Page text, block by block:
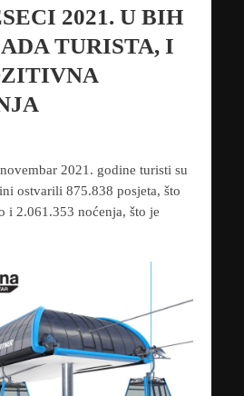
2021. U BIH
TURISTA, I
2021. godine turisti su
ostvarili 875.838 posjeta, što
i 2.061.353 noćenja, što je